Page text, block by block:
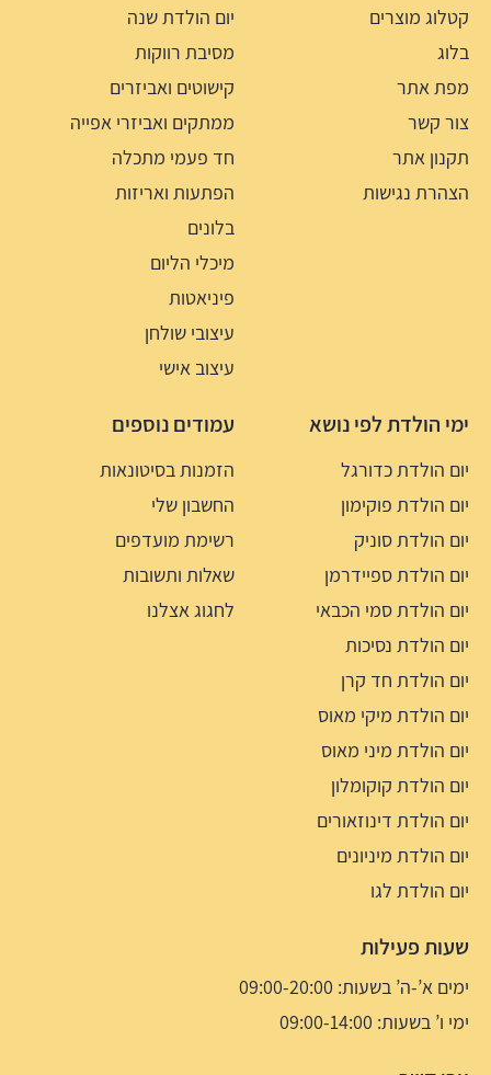
קטלוג מוצרים
בלוג
מפת אתר
צור קשר
תקנון אתר
הצהרת נגישות
יום הולדת שנה
מסיבת רווקות
קישוטים ואביזרים
ממתקים ואביזרי אפייה
חד פעמי מתכלה
הפתעות ואריזות
בלונים
מיכלי הליום
פיניאטות
עיצובי שולחן
עיצוב אישי
ימי הולדת לפי נושא
יום הולדת כדורגל
יום הולדת פוקימון
יום הולדת סוניק
יום הולדת ספיידרמן
יום הולדת סמי הכבאי
יום הולדת נסיכות
יום הולדת חד קרן
יום הולדת מיקי מאוס
יום הולדת מיני מאוס
יום הולדת קוקומלון
יום הולדת דינוזאורים
יום הולדת מיניונים
יום הולדת לגו
עמודים נוספים
הזמנות בסיטונאות
החשבון שלי
רשימת מועדפים
שאלות ותשובות
לחגוג אצלנו
שעות פעילות
ימים א’-ה’ בשעות: 09:00-20:00
ימי ו’ בשעות: 09:00-14:00